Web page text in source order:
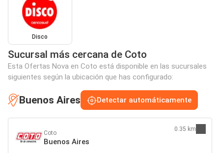
Disco
Sucursal más cercana de Coto
Esta Ofertas Nova en Coto está disponible en las sucursales
siguientes según la ubicación que has configurado:
Buenos Aires Detectar automáticamente
Coto
Buenos Aires
0.35 km